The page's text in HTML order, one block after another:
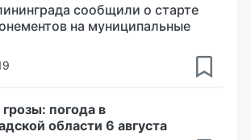
сообщили о старте
на муниципальные
погода в
области 6 августа